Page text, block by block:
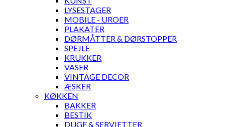
LYSESTAGER
MOBILE - UROER
PLAKATER
DØRMÅTTER & DØRSTOPPER
SPEJLE
KRUKKER
VASER
VINTAGE DECOR
ÆSKER
KØKKEN
BAKKER
BESTIK
DUGE & SERVIETTER